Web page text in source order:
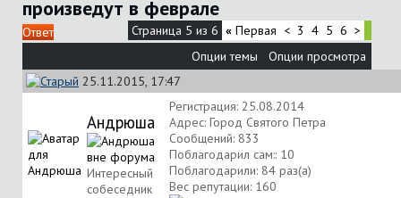
произведут в феврале
Ответ Страница 5 из 6 « Первая < 3 4 5 6 >
Опции темы
Опции просмотра
25.11.2015, 17:47
Андрюша
Интересный
собеседник
Регистрация: 25.08.2014
Адрес: Город Святого Петра
Сообщений: 833
Поблагодарил сам:: 10
Поблагодарили: 84 раз(а)
Вес репутации: 160